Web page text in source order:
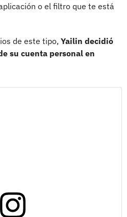
o el filtro que te está
de este tipo, Yailin decidió
su cuenta personal en